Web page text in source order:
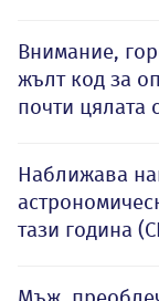
Внимание,
жълт код за
почти цялата
Наближава
тази година